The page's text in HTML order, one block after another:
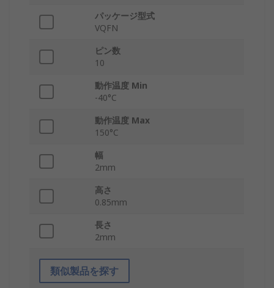
パッケージ型式
VQFN
ピン数
10
動作温度 Min
-40°C
動作温度 Max
150°C
幅
2mm
高さ
0.85mm
長さ
2mm
類似製品を探す